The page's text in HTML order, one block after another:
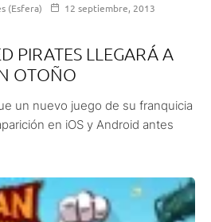
(Esfera)
12 septiembre, 2013
PIRATES LLEGARÁ A
OTOÑO
un nuevo juego de su franquicia
en iOS y Android antes